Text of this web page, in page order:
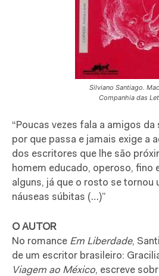
Silviano Santiago.
Companhia das
“Poucas vezes fala a amigos
por que passa e jamais exige a
dos escritores que lhe são
homem educado, operoso, fino
alguns, já que o rosto se tornou
náuseas súbitas (…)”
O AUTOR
No romance Em Liberdade,
de um escritor brasileiro:
Viagem ao México, escreve